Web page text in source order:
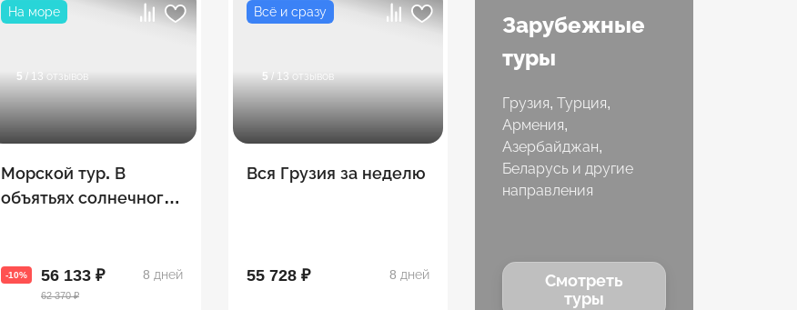
На море
5 / 13 отзывов
Морской тур. В
объятьях солнечного
-10% 56 133 ₽
62 370 ₽
8 дней
Всё и сразу
5 / 13 отзывов
Вся Грузия за неделю
55 728 ₽ 8 дней
Зарубежные
туры
Грузия, Турция,
Армения,
Азербайджан,
Беларусь и другие
направления
Смотреть
туры